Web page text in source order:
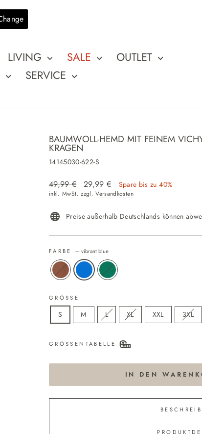
MINDESTBESTELLWERT | CODE:FHFREE80
aktivieren
LIVING SALE
OUTLET
SERVICE
BAUMWOLL-HEMD MIT FEINEM
KRAGEN
14145030-622-S
Normaler Preis
49,99 € Sonderpreis
29,99 € Spare bis zu 40%
inkl. MwSt. zzgl.Versandkosten
Preise außerhalb Deutschlands können
FARBE—vibrant blue
GRÖSSE
S M L XL XXL 3XL
GRÖSSENTABELLE
IN DEN